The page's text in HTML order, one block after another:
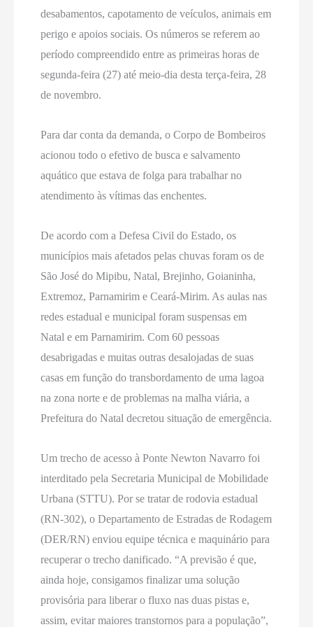
desabamentos, capotamento de veículos, animais em
perigo e apoios sociais. Os números se referem ao
período compreendido entre as primeiras horas de
segunda-feira (27) até meio-dia desta terça-feira, 28
de novembro.
Para dar conta da demanda, o Corpo de Bombeiros
acionou todo o efetivo de busca e salvamento
aquático que estava de folga para trabalhar no
atendimento às vítimas das enchentes.
De acordo com a Defesa Civil do Estado, os
municípios mais afetados pelas chuvas foram os de
São José do Mipibu, Natal, Brejinho, Goianinha,
Extremoz, Parnamirim e Ceará-Mirim. As aulas nas
redes estadual e municipal foram suspensas em
Natal e em Parnamirim. Com 60 pessoas
desabrigadas e muitas outras desalojadas de suas
casas em função do transbordamento de uma lagoa
na zona norte e de problemas na malha viária, a
Prefeitura do Natal decretou situação de emergência.
Um trecho de acesso à Ponte Newton Navarro foi
interditado pela Secretaria Municipal de Mobilidade
Urbana (STTU). Por se tratar de rodovia estadual
(RN-302), o Departamento de Estradas de Rodagem
(DER/RN) enviou equipe técnica e maquinário para
recuperar o trecho danificado. “A previsão é que,
ainda hoje, consigamos finalizar uma solução
provisória para liberar o fluxo nas duas pistas e,
assim, evitar maiores transtornos para a população”,